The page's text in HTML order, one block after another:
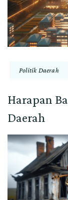
Politik Daerah
Harapan
Daerah